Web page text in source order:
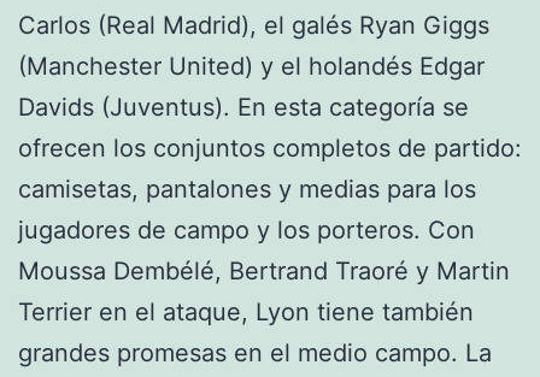
Carlos (Real Madrid), el galés Ryan Giggs
(Manchester United) y el holandés Edgar
Davids (Juventus). En esta categoría se
ofrecen los conjuntos completos de partido:
camisetas, pantalones y medias para los
jugadores de campo y los porteros. Con
Moussa Dembélé, Bertrand Traoré y Martin
Terrier en el ataque, Lyon tiene también
grandes promesas en el medio campo. La